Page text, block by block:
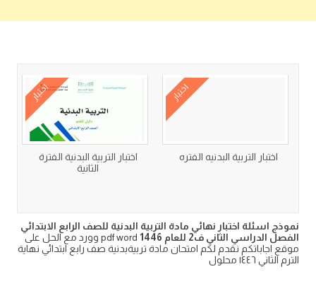
اختبار
اختبار التربية البدنيه الفتره
اختبار
اختبار التربية البدنية الفترة
الثانية
نموذج اسئلة اختبار نهائي مادة التربية البدنية للصف الرابع الابتدائي
الفصل الدراسي الثاني ف2 للعام 1446
pdf word وورد مع الحل على
موقع اجاباتكم نقدم لكم امتحان مادة تربيةبدنية صف رابع ابتدائي نهاية
الترم الثاني ١٤٤٦ محلول